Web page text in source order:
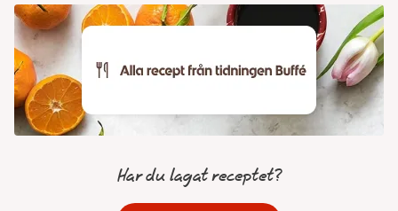
Har du lagat receptet?